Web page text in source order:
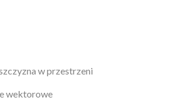
w przestrzeni
wektorowe